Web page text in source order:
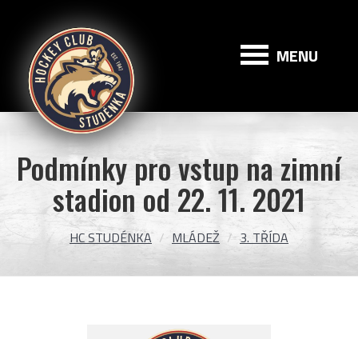
Studénka
MENU
Podmínky pro vstup na zimní
stadion od 22. 11. 2021
HC STUDÉNKA MLÁDEŽ 3. TŘÍDA